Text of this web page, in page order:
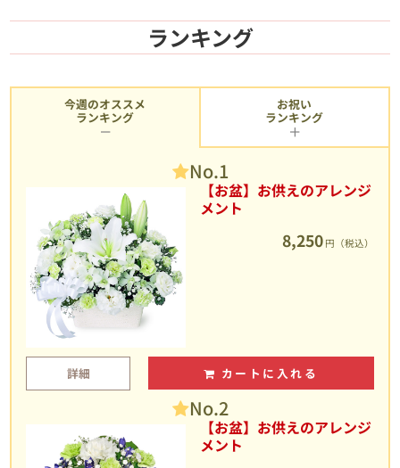
ランキング
今週のオススメ
ランキング
No.1
【お盆】お供えのアレンジ
メント
8,250 円（税込）
詳細 カートに入れる
No.2
【お盆】お供えのアレンジ
メント
お祝い
ランキング